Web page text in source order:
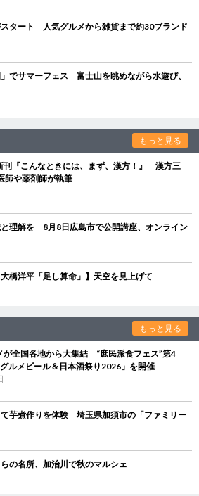
タート 人気グルメから雑貨まで約30ブランド
でサマーフェス 富士山を眺めながら水遊び、
もっと見る
刊『こんなときには、まず、漢方！』 漢方三
師や薬剤師が執筆
理解を 8月8日広島市で公開講座、オンライン
橋洋平「足し算命」】天空を見上げて
もっと見る
が全国各地から大集結 “庶民派食フェス”第4
ルメビール＆日本酒祭り2026」を開催
芋煮作りを体験 埼玉県加須市の「ファミリー
の名所、加治川で秋のマルシェ